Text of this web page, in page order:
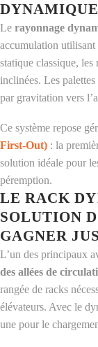
Le rayonnage
accumulation
statique classique, les
inclinées. Les
par gravitation vers
Ce système repose
First-Out) : la
solution idéale pour
péremption.
LE RACK
SOLUTION
GAGNER
L’un des principaux
des allées de
rangée de racks
élévateurs. Avec le
une pour le